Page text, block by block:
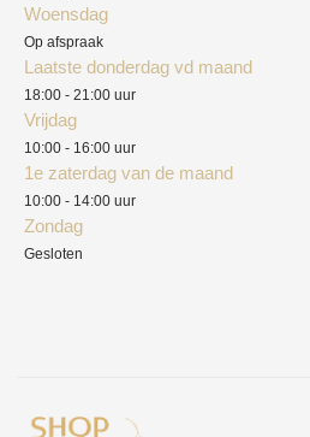
Woensdag
Op afspraak
Laatste donderdag vd maand
18:00 - 21:00 uur
Vrijdag
10:00 - 16:00 uur
1e zaterdag van de maand
10:00 - 14:00 uur
Zondag
Gesloten